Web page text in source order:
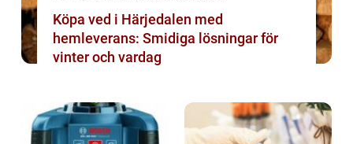
Köpa ved i Härjedalen med
hemleverans: Smidiga lösningar för
vinter och vardag